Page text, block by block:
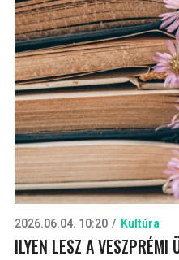
2026.06.04. 10:20 Kultúra
ILYEN LESZ A VESZPRÉMI